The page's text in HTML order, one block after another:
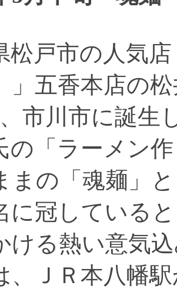
松戸市の人気
」五香本店の
市川市に誕生
の「ラーメン
まの「魂麺」
に冠している
ける熱い意気
、ＪＲ本八幡